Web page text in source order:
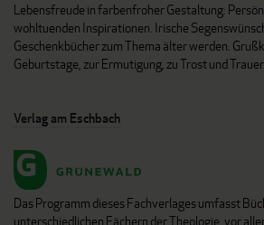
Lebensfreude in farbenfroher Gestaltung:
wohltuenden Inspirationen. Irische
Geschenkbücher zum Thema älter werden.
Geburtstage, zur Ermutigung, zu Trost und Trauer.
Verlag am Eschbach
Das Programm dieses Fachverlages umfasst
unterschiedlichen Fächern der Theologie, vor